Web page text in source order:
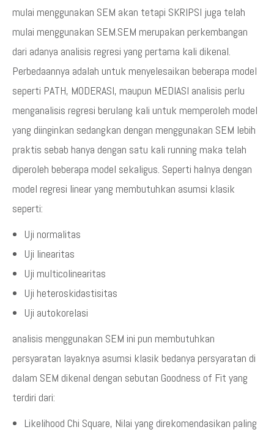
mulai menggunakan SEM akan tetapi SKRIPSI juga telah
mulai menggunakan SEM.SEM merupakan perkembangan
dari adanya analisis regresi yang pertama kali dikenal.
Perbedaannya adalah untuk menyelesaikan beberapa model
seperti PATH, MODERASI, maupun MEDIASI analisis perlu
menganalisis regresi berulang kali untuk memperoleh model
yang diinginkan sedangkan dengan menggunakan SEM lebih
praktis sebab hanya dengan satu kali running maka telah
diperoleh beberapa model sekaligus. Seperti halnya dengan
model regresi linear yang membutuhkan asumsi klasik
seperti:
Uji normalitas
Uji linearitas
Uji multicolinearitas
Uji heteroskidastisitas
Uji autokorelasi
analisis menggunakan SEM ini pun membutuhkan
persyaratan layaknya asumsi klasik bedanya persyaratan di
dalam SEM dikenal dengan sebutan Goodness of Fit yang
terdiri dari:
Likelihood Chi Square, Nilai yang direkomendasikan paling